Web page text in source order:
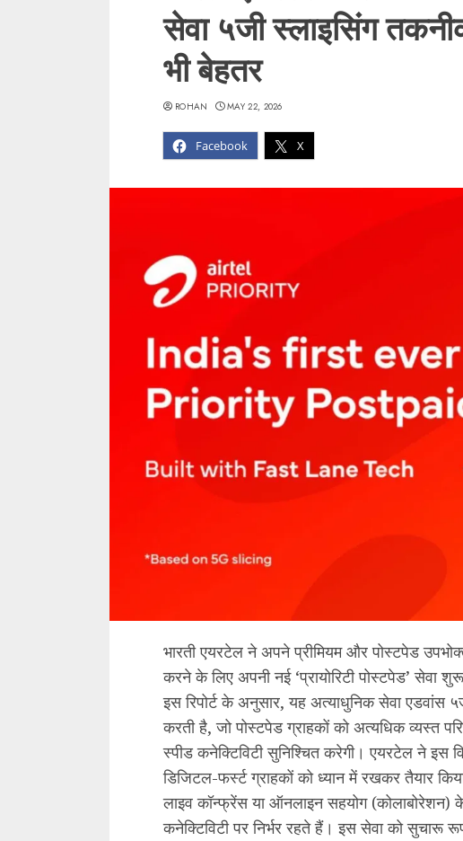
सेवा ५जी स्लाइसिंग
भी बेहतर
Facebook X
ROHAN MAY 22, 2026
भारती एयरटेल ने अपने प्रीमियम और पोस्टपेड
करने के लिए अपनी नई ‘प्रायोरिटी पोस्टपेड’ सेवा
इस रिपोर्ट के अनुसार, यह अत्याधुनिक सेवा एडवांस
करती है, जो पोस्टपेड ग्राहकों को अत्यधिक व्यस्त
स्पीड कनेक्टिविटी सुनिश्चित करेगी। एयरटेल ने इस
डिजिटल-फर्स्ट ग्राहकों को ध्यान में रखकर तैयार
लाइव कॉन्फ्रेंस या ऑनलाइन सहयोग (कोलाबोरेशन) के
कनेक्टिविटी पर निर्भर रहते हैं। इस सेवा को